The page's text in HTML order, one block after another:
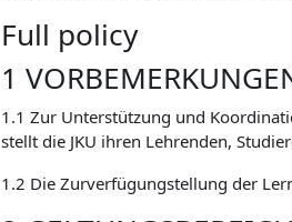
Full policy
1
1.1 Zur Unterstützung und
stellt die JKU ihren Lehrenden,
1.2 Die Zurverfügungstellung der